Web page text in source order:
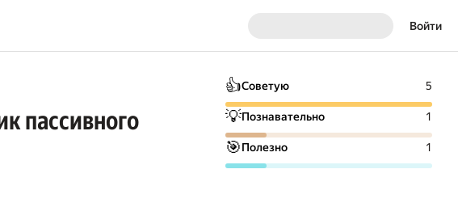
Войти
пассивного
👍Советую 5
💡Познавательно 1
🎯Полезно 1